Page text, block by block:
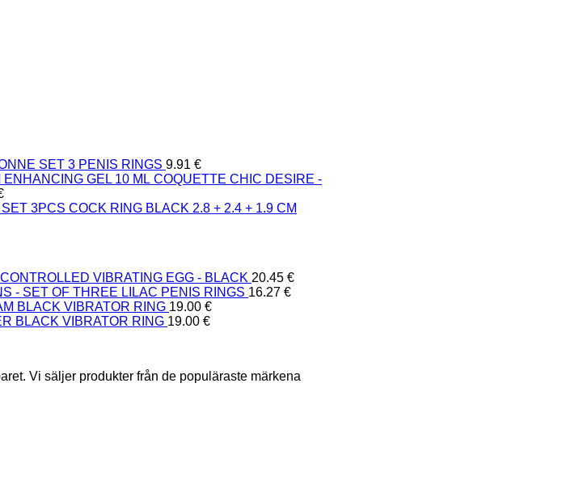
SET 3 PENIS RINGS 9.91 €
COQUETTE CHIC DESIRE -
3PCS COCK RING BLACK 2.8 + 2.4 + 1.9 CM
VIBRATING EGG - BLACK 20.45 €
- SET OF THREE LILAC PENIS RINGS 16.27 €
BLACK VIBRATOR RING 19.00 €
BLACK VIBRATOR RING 19.00 €
Vi säljer produkter från de populäraste märkena